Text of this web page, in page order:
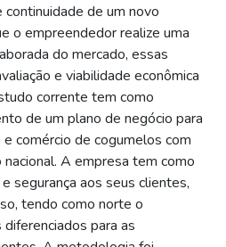
de um novo
o empreendedor realize uma
do mercado, essas
e viabilidade econômica
corrente tem como
de um plano de negócio para
comércio de cogumelos com
A empresa tem como
segurança aos seus clientes,
tendo como norte o
para as